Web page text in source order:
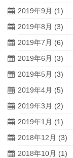
2019年9月 (1)
2019年8月 (3)
2019年7月 (6)
2019年6月 (3)
2019年5月 (3)
2019年4月 (5)
2019年3月 (2)
2019年1月 (1)
2018年12月 (3)
2018年10月 (1)